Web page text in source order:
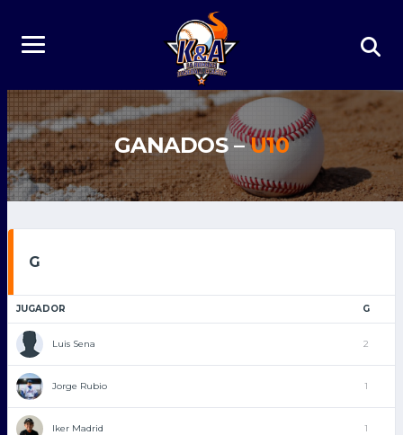
GANADOS –U10
G
JUGADOR G
Luis Sena 2
Jorge Rubio 1
Iker Madrid 1